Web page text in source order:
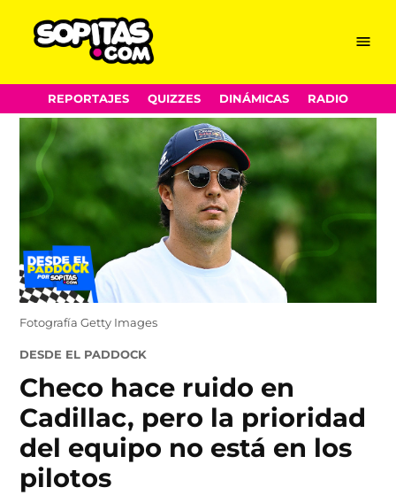
Skip
to
content
Menu
REPORTAJES QUIZZES DINÁMICAS RADIO
Fotografía Getty Images
POSTED
DESDE EL PADDOCK
Checo hace ruido en
Cadillac, pero la prioridad
del equipo no está en los
pilotos